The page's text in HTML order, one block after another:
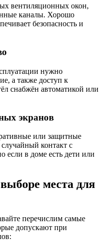
вентиляционных окон,
каналы. Хорошо
безопасность и
нужно
а также доступ к
снабжён автоматикой или
экранов
или защитные
контакт с
если в доме есть дети или
места для
перечислим самые
допускают при